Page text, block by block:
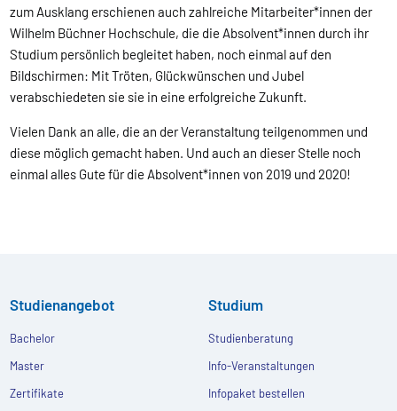
zum Ausklang erschienen auch zahlreiche Mitarbeiter*innen der
Wilhelm Büchner Hochschule, die die Absolvent*innen durch ihr
Studium persönlich begleitet haben, noch einmal auf den
Bildschirmen: Mit Tröten, Glückwünschen und Jubel
verabschiedeten sie sie in eine erfolgreiche Zukunft.
Vielen Dank an alle, die an der Veranstaltung teilgenommen und
diese möglich gemacht haben. Und auch an dieser Stelle noch
einmal alles Gute für die Absolvent*innen von 2019 und 2020!
Studienangebot
Bachelor
Master
Zertifikate
Studium
Studienberatung
Info-Veranstaltungen
Infopaket bestellen